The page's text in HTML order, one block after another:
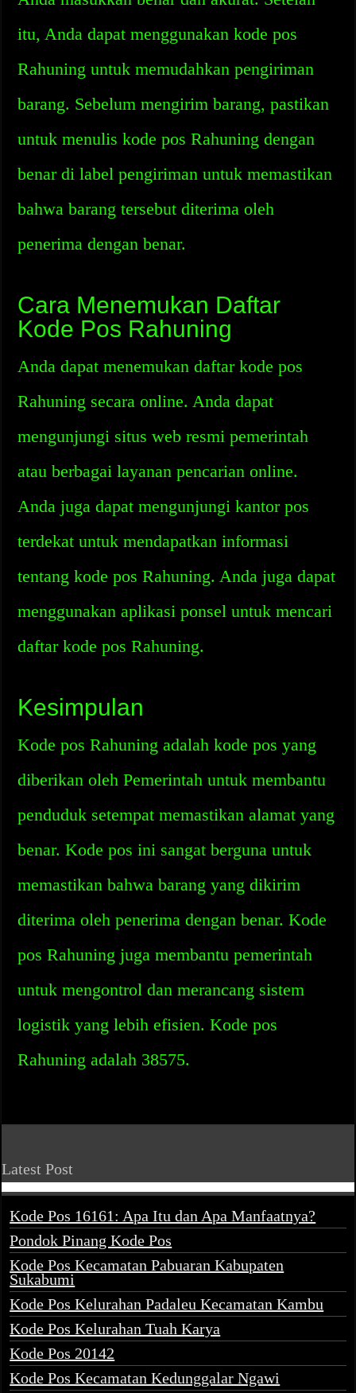
itu, Anda dapat menggunakan kode pos
Rahuning untuk memudahkan pengiriman
barang. Sebelum mengirim barang, pastikan
untuk menulis kode pos Rahuning dengan
benar di label pengiriman untuk memastikan
bahwa barang tersebut diterima oleh
penerima dengan benar.
Cara Menemukan Daftar
Kode Pos Rahuning
Anda dapat menemukan daftar kode pos
Rahuning secara online. Anda dapat
mengunjungi situs web resmi pemerintah
atau berbagai layanan pencarian online.
Anda juga dapat mengunjungi kantor pos
terdekat untuk mendapatkan informasi
tentang kode pos Rahuning. Anda juga dapat
menggunakan aplikasi ponsel untuk mencari
daftar kode pos Rahuning.
Kesimpulan
Kode pos Rahuning adalah kode pos yang
diberikan oleh Pemerintah untuk membantu
penduduk setempat memastikan alamat yang
benar. Kode pos ini sangat berguna untuk
memastikan bahwa barang yang dikirim
diterima oleh penerima dengan benar. Kode
pos Rahuning juga membantu pemerintah
untuk mengontrol dan merancang sistem
logistik yang lebih efisien. Kode pos
Rahuning adalah 38575.
Latest Post
Kode Pos 16161: Apa Itu dan Apa Manfaatnya?
Pondok Pinang Kode Pos
Kode Pos Kecamatan Pabuaran Kabupaten
Sukabumi
Kode Pos Kelurahan Padaleu Kecamatan Kambu
Kode Pos Kelurahan Tuah Karya
Kode Pos 20142
Kode Pos Kecamatan Kedunggalar Ngawi